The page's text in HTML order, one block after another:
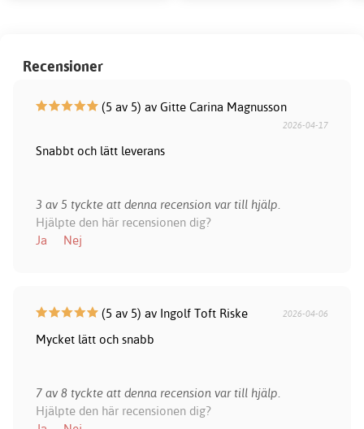
Recensioner
(5 av 5) av Gitte Carina Magnusson
2026-04-17
Snabbt och lätt leverans
3 av 5 tyckte att denna recension var till hjälp.
Hjälpte den här recensionen dig?
Ja
Nej
(5 av 5) av Ingolf Toft Riske 2026-04-06
Mycket lätt och snabb
7 av 8 tyckte att denna recension var till hjälp.
Hjälpte den här recensionen dig?